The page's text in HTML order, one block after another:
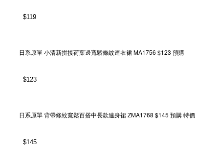
$119
日系原單 小清新拼接荷葉邊寬鬆條紋連衣裙 MA1756 $123 預購
$123
日系原單 背帶條紋寬鬆百搭中長款連身裙 ZMA1768 $145 預購 特價
$145